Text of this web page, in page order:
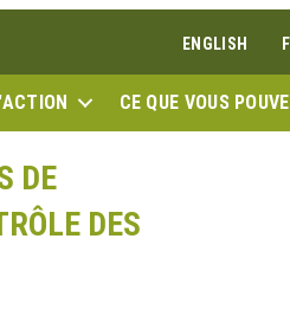
ENGLISH
CE QUE VOUS
DE
DES